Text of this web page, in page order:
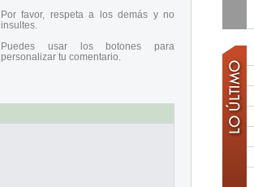
Por favor, respeta a los demás y no
insultes.
Puedes usar los botones para
personalizar tu comentario.